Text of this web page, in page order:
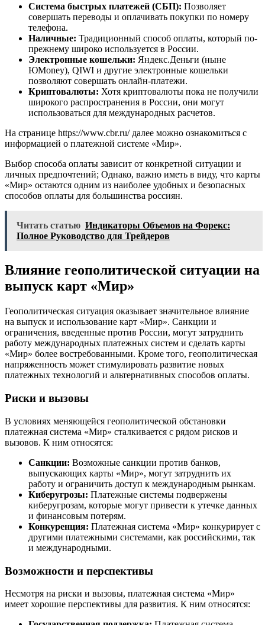
Система быстрых платежей (СБП): Позволяет
совершать переводы и оплачивать покупки по номеру
телефона.
Наличные: Традиционный способ оплаты, который по-
прежнему широко используется в России.
Электронные кошельки: Яндекс.Деньги (ныне
ЮMoney), QIWI и другие электронные кошельки
позволяют совершать онлайн-платежи.
Криптовалюты: Хотя криптовалюты пока не получили
широкого распространения в России, они могут
использоваться для международных расчетов.
На странице https://www.cbr.ru/ далее можно ознакомиться с
информацией о платежной системе «Мир».
Выбор способа оплаты зависит от конкретной ситуации и
личных предпочтений; Однако, важно иметь в виду, что карты
«Мир» остаются одним из наиболее удобных и безопасных
способов оплаты для большинства россиян.
Читать статью Индикаторы Объемов на Форекс:
Полное Руководство для Трейдеров
Влияние геополитической ситуации на
выпуск карт «Мир»
Геополитическая ситуация оказывает значительное влияние
на выпуск и использование карт «Мир». Санкции и
ограничения, введенные против России, могут затруднить
работу международных платежных систем и сделать карты
«Мир» более востребованными. Кроме того, геополитическая
напряженность может стимулировать развитие новых
платежных технологий и альтернативных способов оплаты.
Риски и вызовы
В условиях меняющейся геополитической обстановки
платежная система «Мир» сталкивается с рядом рисков и
вызовов. К ним относятся:
Санкции: Возможные санкции против банков,
выпускающих карты «Мир», могут затруднить их
работу и ограничить доступ к международным рынкам.
Киберугрозы: Платежные системы подвержены
киберугрозам, которые могут привести к утечке данных
и финансовым потерям.
Конкуренция: Платежная система «Мир» конкурирует с
другими платежными системами, как российскими, так
и международными.
Возможности и перспективы
Несмотря на риски и вызовы, платежная система «Мир»
имеет хорошие перспективы для развития. К ним относятся: